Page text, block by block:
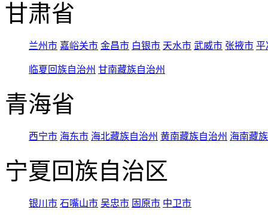
甘肃省
兰州市 嘉峪关市 金昌市 白银市 天水市 武威市 张掖市 平
临夏回族自治州 甘南藏族自治州
青海省
西宁市 海东市 海北藏族自治州 黄南藏族自治州 海南藏
宁夏回族自治区
银川市 石嘴山市 吴忠市 固原市 中卫市